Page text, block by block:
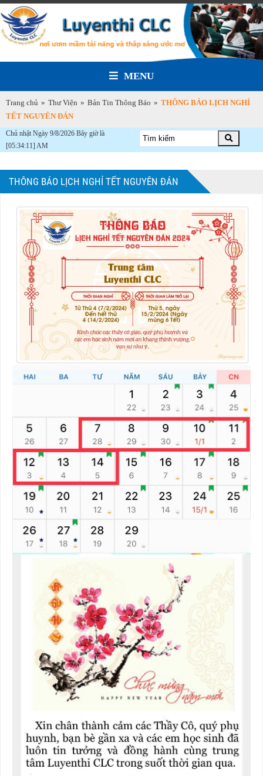
MENU
Trang chủ » Thư Viện » Bản Tin Thông Báo » THÔNG BÁO LỊCH NGHỈ
TẾT NGUYÊN ĐÁN
Chủ nhật Ngày 9/8/2026 Bây giờ là
[05:34:11] AM
THÔNG BÁO LỊCH NGHỈ TẾT NGUYÊN ĐÁN